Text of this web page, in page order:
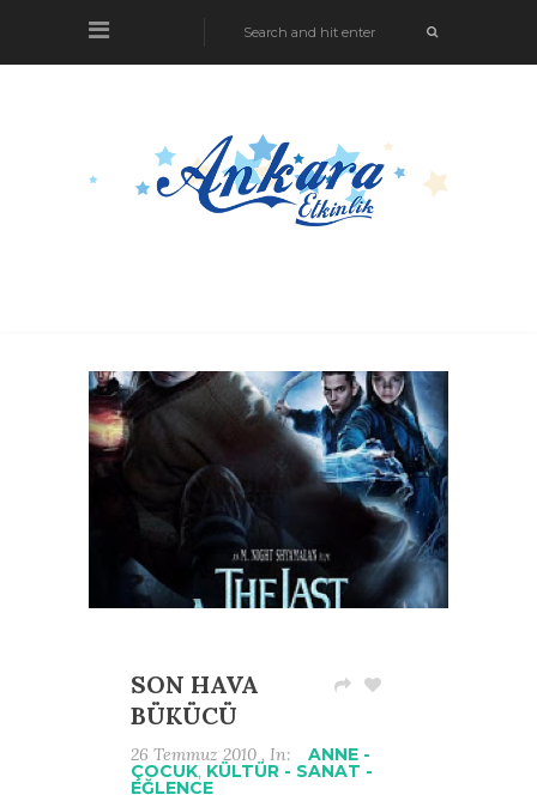
SON HAVA
BÜKÜCÜ
26 Temmuz 2010 , In: ANNE -
ÇOCUK, KÜLTÜR - SANAT -
EĞLENCE